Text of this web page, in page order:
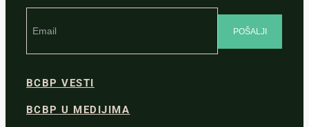
BCBP VESTI
BCBP U MEDIJIMA